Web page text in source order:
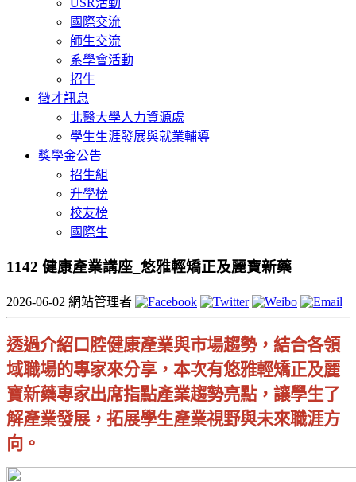
國際交流
師生交流
系學會活動
招生
徵才訊息
北醫大學人力資源處
學生生涯發展與就業輔導
獎學金公告
招生組
升學榜
校友榜
國際生
1142 健康產業講座_悠雅輕矯正及麗寶新藥
2026-06-02 網站管理者
透過介紹口腔健康產業與市場趨勢，結合各領
域職場的專家來分享，本次有悠雅輕矯正及麗
寶新藥專家出席指點產業趨勢亮點，讓學生了
解產業發展，拓展學生產業視野與未來職涯方
向。